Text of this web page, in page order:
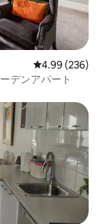
レビュー236
4.99 (236)
デンアパート